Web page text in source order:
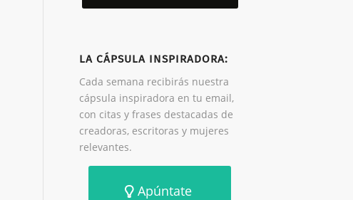
LA CÁPSULA INSPIRADORA:
Cada semana recibirás nuestra
cápsula inspiradora en tu email,
con citas y frases destacadas de
creadoras, escritoras y mujeres
relevantes.
Apúntate